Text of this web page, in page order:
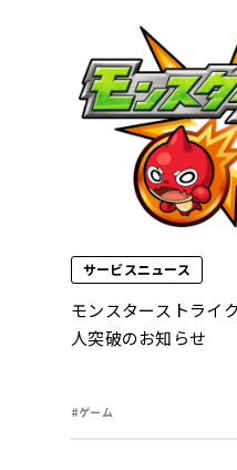
サービスニュース
モンスターストライ
人突破のお知らせ
#ゲーム